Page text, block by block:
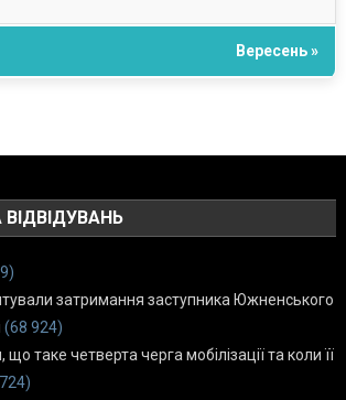
Вересень »
затримання заступника Южненського
(68 924)
таке четверта черга мобілізації та коли її